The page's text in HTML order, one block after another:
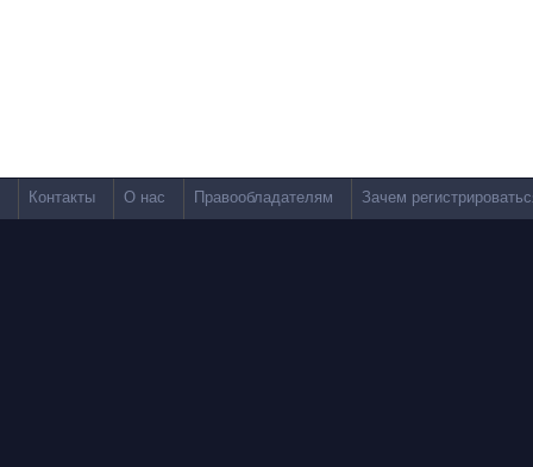
Контакты О нас Правообладателям Зачем